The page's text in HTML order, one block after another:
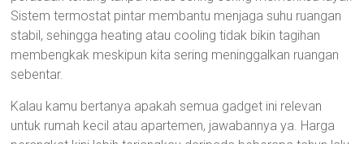
Sistem termostat pintar membantu menjaga suhu ruangan
stabil, sehingga heating atau cooling tidak bikin tagihan
membengkak meskipun kita sering meninggalkan ruangan
sebentar.
Kalau kamu bertanya apakah semua gadget ini relevan
untuk rumah kecil atau apartemen, jawabannya ya. Harga